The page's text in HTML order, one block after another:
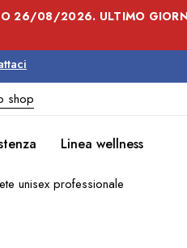
26/08/2026. ULTIMO
shop
Linea wellness
unisex professionale